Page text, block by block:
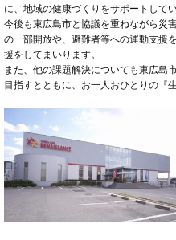
に、地域の健康づくりをサポートしてい
今後も東広島市と協議を重ねながら災
の一部開放や、避難者等への運動支援
援をしてまいります。
また、他の課題解決についても東広島
目指すとともに、お一人おひとりの『